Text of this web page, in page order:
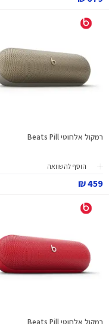
רמקול אלחוטי Beats Pill
הוסף להשוואה
459 ₪